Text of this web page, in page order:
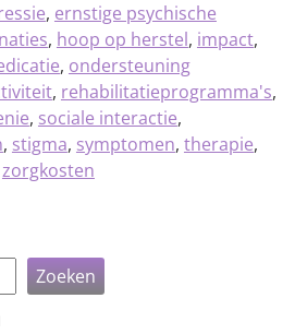
, ernstige psychische
, hoop op herstel, impact,
, ondersteuning
, rehabilitatieprogramma's,
, sociale interactie,
, stigma, symptomen, therapie,
zorgkosten
Zoeken